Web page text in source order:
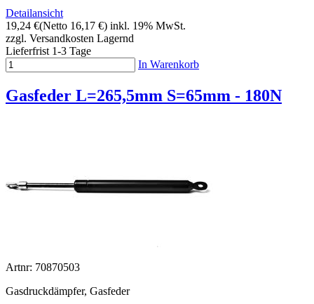
Detailansicht
19,24 €(Netto 16,17 €) inkl. 19% MwSt.
zzgl. Versandkosten Lagernd
Lieferfrist 1-3 Tage
In Warenkorb
Gasfeder L=265,5mm S=65mm - 180N
Artnr: 70870503
Gasdruckdämpfer, Gasfeder